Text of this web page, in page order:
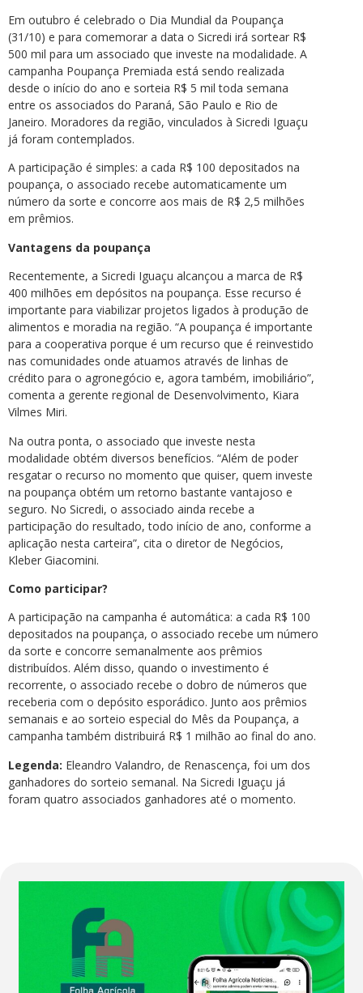
Em outubro é celebrado o Dia Mundial da Poupança
(31/10) e para comemorar a data o Sicredi irá sortear R$
500 mil para um associado que investe na modalidade. A
campanha Poupança Premiada está sendo realizada
desde o início do ano e sorteia R$ 5 mil toda semana
entre os associados do Paraná, São Paulo e Rio de
Janeiro. Moradores da região, vinculados à Sicredi Iguaçu
já foram contemplados.
A participação é simples: a cada R$ 100 depositados na
poupança, o associado recebe automaticamente um
número da sorte e concorre aos mais de R$ 2,5 milhões
em prêmios.
Vantagens da poupança
Recentemente, a Sicredi Iguaçu alcançou a marca de R$
400 milhões em depósitos na poupança. Esse recurso é
importante para viabilizar projetos ligados à produção de
alimentos e moradia na região. “A poupança é importante
para a cooperativa porque é um recurso que é reinvestido
nas comunidades onde atuamos através de linhas de
crédito para o agronegócio e, agora também, imobiliário”,
comenta a gerente regional de Desenvolvimento, Kiara
Vilmes Miri.
Na outra ponta, o associado que investe nesta
modalidade obtém diversos benefícios. “Além de poder
resgatar o recurso no momento que quiser, quem investe
na poupança obtém um retorno bastante vantajoso e
seguro. No Sicredi, o associado ainda recebe a
participação do resultado, todo início de ano, conforme a
aplicação nesta carteira”, cita o diretor de Negócios,
Kleber Giacomini.
Como participar?
A participação na campanha é automática: a cada R$ 100
depositados na poupança, o associado recebe um número
da sorte e concorre semanalmente aos prêmios
distribuídos. Além disso, quando o investimento é
recorrente, o associado recebe o dobro de números que
receberia com o depósito esporádico. Junto aos prêmios
semanais e ao sorteio especial do Mês da Poupança, a
campanha também distribuirá R$ 1 milhão ao final do ano.
Legenda: Eleandro Valandro, de Renascença, foi um dos
ganhadores do sorteio semanal. Na Sicredi Iguaçu já
foram quatro associados ganhadores até o momento.